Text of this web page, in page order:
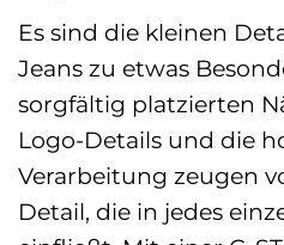
Es sind die kleinen
Jeans zu etwas
sorgfältig platzierten
Logo-Details und die
Verarbeitung zeugen
Detail, die in jedes